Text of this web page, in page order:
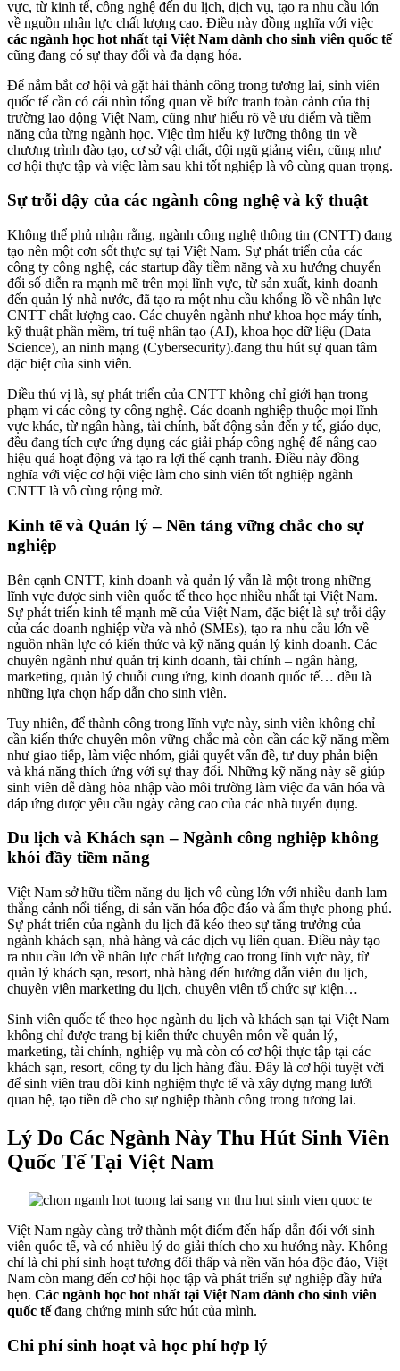
vực, từ kinh tế, công nghệ đến du lịch, dịch vụ, tạo ra nhu cầu lớn
về nguồn nhân lực chất lượng cao. Điều này đồng nghĩa với việc
các ngành học hot nhất tại Việt Nam dành cho sinh viên quốc tế
cũng đang có sự thay đổi và đa dạng hóa.
Để nắm bắt cơ hội và gặt hái thành công trong tương lai, sinh viên
quốc tế cần có cái nhìn tổng quan về bức tranh toàn cảnh của thị
trường lao động Việt Nam, cũng như hiểu rõ về ưu điểm và tiềm
năng của từng ngành học. Việc tìm hiểu kỹ lưỡng thông tin về
chương trình đào tạo, cơ sở vật chất, đội ngũ giảng viên, cũng như
cơ hội thực tập và việc làm sau khi tốt nghiệp là vô cùng quan trọng.
Sự trỗi dậy của các ngành công nghệ và kỹ thuật
Không thể phủ nhận rằng, ngành công nghệ thông tin (CNTT) đang
tạo nên một cơn sốt thực sự tại Việt Nam. Sự phát triển của các
công ty công nghệ, các startup đầy tiềm năng và xu hướng chuyển
đổi số diễn ra mạnh mẽ trên mọi lĩnh vực, từ sản xuất, kinh doanh
đến quản lý nhà nước, đã tạo ra một nhu cầu khổng lồ về nhân lực
CNTT chất lượng cao. Các chuyên ngành như khoa học máy tính,
kỹ thuật phần mềm, trí tuệ nhân tạo (AI), khoa học dữ liệu (Data
Science), an ninh mạng (Cybersecurity).đang thu hút sự quan tâm
đặc biệt của sinh viên.
Điều thú vị là, sự phát triển của CNTT không chỉ giới hạn trong
phạm vi các công ty công nghệ. Các doanh nghiệp thuộc mọi lĩnh
vực khác, từ ngân hàng, tài chính, bất động sản đến y tế, giáo dục,
đều đang tích cực ứng dụng các giải pháp công nghệ để nâng cao
hiệu quả hoạt động và tạo ra lợi thế cạnh tranh. Điều này đồng
nghĩa với việc cơ hội việc làm cho sinh viên tốt nghiệp ngành
CNTT là vô cùng rộng mở.
Kinh tế và Quản lý – Nền tảng vững chắc cho sự
nghiệp
Bên cạnh CNTT, kinh doanh và quản lý vẫn là một trong những
lĩnh vực được sinh viên quốc tế theo học nhiều nhất tại Việt Nam.
Sự phát triển kinh tế mạnh mẽ của Việt Nam, đặc biệt là sự trỗi dậy
của các doanh nghiệp vừa và nhỏ (SMEs), tạo ra nhu cầu lớn về
nguồn nhân lực có kiến thức và kỹ năng quản lý kinh doanh. Các
chuyên ngành như quản trị kinh doanh, tài chính – ngân hàng,
marketing, quản lý chuỗi cung ứng, kinh doanh quốc tế… đều là
những lựa chọn hấp dẫn cho sinh viên.
Tuy nhiên, để thành công trong lĩnh vực này, sinh viên không chỉ
cần kiến thức chuyên môn vững chắc mà còn cần các kỹ năng mềm
như giao tiếp, làm việc nhóm, giải quyết vấn đề, tư duy phản biện
và khả năng thích ứng với sự thay đổi. Những kỹ năng này sẽ giúp
sinh viên dễ dàng hòa nhập vào môi trường làm việc đa văn hóa và
đáp ứng được yêu cầu ngày càng cao của các nhà tuyển dụng.
Du lịch và Khách sạn – Ngành công nghiệp không
khói đầy tiềm năng
Việt Nam sở hữu tiềm năng du lịch vô cùng lớn với nhiều danh lam
thắng cảnh nổi tiếng, di sản văn hóa độc đáo và ẩm thực phong phú.
Sự phát triển của ngành du lịch đã kéo theo sự tăng trưởng của
ngành khách sạn, nhà hàng và các dịch vụ liên quan. Điều này tạo
ra nhu cầu lớn về nhân lực chất lượng cao trong lĩnh vực này, từ
quản lý khách sạn, resort, nhà hàng đến hướng dẫn viên du lịch,
chuyên viên marketing du lịch, chuyên viên tổ chức sự kiện…
Sinh viên quốc tế theo học ngành du lịch và khách sạn tại Việt Nam
không chỉ được trang bị kiến thức chuyên môn về quản lý,
marketing, tài chính, nghiệp vụ mà còn có cơ hội thực tập tại các
khách sạn, resort, công ty du lịch hàng đầu. Đây là cơ hội tuyệt vời
để sinh viên trau dồi kinh nghiệm thực tế và xây dựng mạng lưới
quan hệ, tạo tiền đề cho sự nghiệp thành công trong tương lai.
Lý Do Các Ngành Này Thu Hút Sinh Viên
Quốc Tế Tại Việt Nam
Việt Nam ngày càng trở thành một điểm đến hấp dẫn đối với sinh
viên quốc tế, và có nhiều lý do giải thích cho xu hướng này. Không
chỉ là chi phí sinh hoạt tương đối thấp và nền văn hóa độc đáo, Việt
Nam còn mang đến cơ hội học tập và phát triển sự nghiệp đầy hứa
hẹn. Các ngành học hot nhất tại Việt Nam dành cho sinh viên
quốc tếđang chứng minh sức hút của mình.
Chi phí sinh hoạt và học phí hợp lý